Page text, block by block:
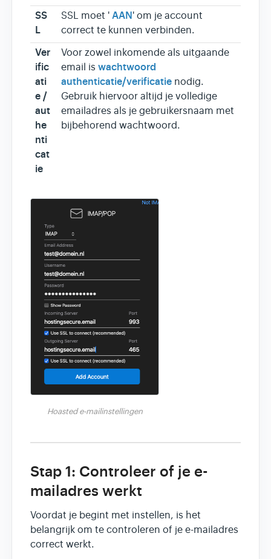
SS
L
SSL moet ' AAN' om je account
correct te kunnen verbinden.
Ver
ific
ati
e /
aut
he
nti
cat
ie
Voor zowel inkomende als uitgaande
email is wachtwoord
authenticatie/verificatie nodig.
Gebruik hiervoor altijd je volledige
emailadres als je gebruikersnaam met
bijbehorend wachtwoord.
Hoasted e-mailinstellingen
Stap 1: Controleer of je e-
mailadres werkt
Voordat je begint met instellen, is het
belangrijk om te controleren of je e-mailadres
correct werkt.